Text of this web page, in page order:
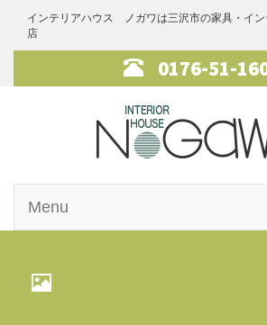
インテリアハウス ノガワは三沢市の家具・イン
店
0176-51-
インテリ
Menu